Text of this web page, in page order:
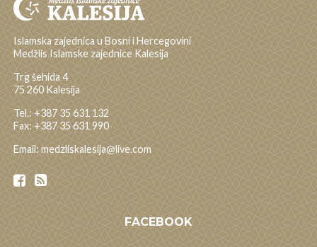
Islamska zajednica u Bosni i Hercegovini
Medžlis Islamske zajednice Kalesija
Trg šehida 4
75 260 Kalesija
Tel.: +387 35 631 132
Fax: +387 35 631 990
Email: medzliskalesija@live.com
FACEBOOK